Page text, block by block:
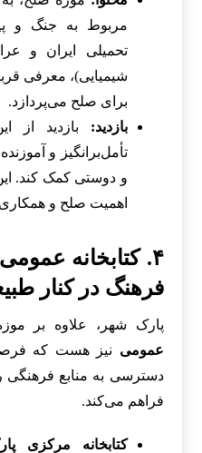
مربوط به جنگ و
تحمیلی ایران و
شیمیایی)، معرفی
برای صلح می‌پردازد.
بازدید: بازدید از
تأمل‌برانگیز و
و دوستی کمک کند.
اهمیت صلح و
۴. کتابخانه
فرهنگ در کنار
پارک شهر، علاوه بر
عمومی نیز هست که
دسترسی به منابع فرهنگی
فراهم می‌کند.
کتابخانه مرکزی